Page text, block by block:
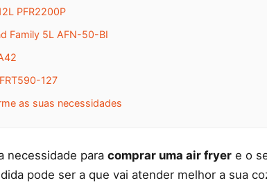
PFR2200P
Family 5L AFN-50-BI
127
as suas necessidades
necessidade para comprar uma air fryer e o
pode ser a que vai atender melhor a sua